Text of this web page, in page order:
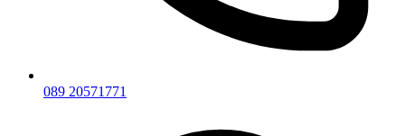
089 20571771